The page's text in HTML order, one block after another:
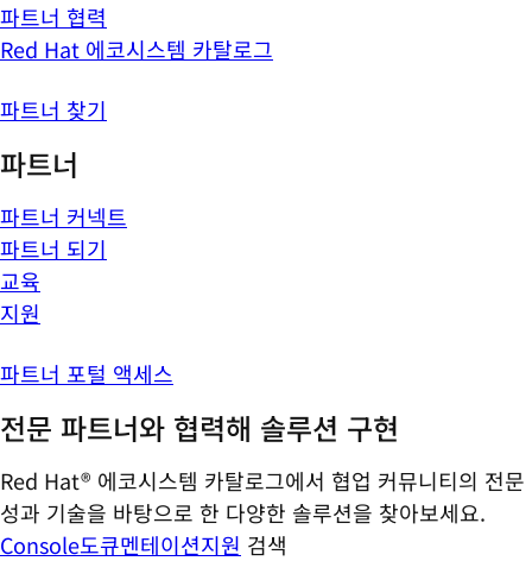
파트너 협력
Red Hat 에코시스템 카탈로그
파트너 찾기
파트너
파트너 커넥트
파트너 되기
교육
지원
파트너 포털 액세스
전문 파트너와 협력해 솔루션 구현
Red Hat® 에코시스템 카탈로그에서 협업 커뮤니티의 전문
성과 기술을 바탕으로 한 다양한 솔루션을 찾아보세요.
Console도큐멘테이션지원 검색